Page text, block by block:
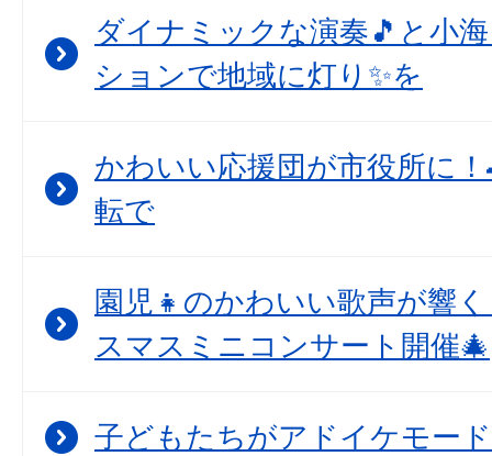
ダイナミックな演奏🎵と小
ションで地域に灯り✨を
かわいい応援団が市役所に
転で
園児👧のかわいい歌声が響
スマスミニコンサート開催🎄
子どもたちがアドイケモー